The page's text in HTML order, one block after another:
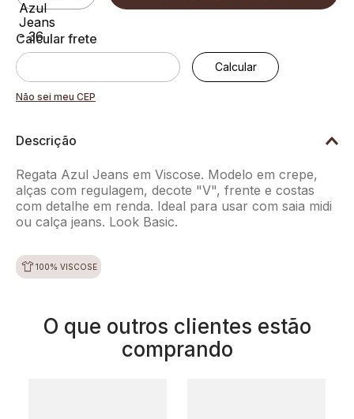
Não sei meu CEP
Descrição
Regata Azul Jeans em Viscose. Modelo em crepe,
alças com regulagem, decote "V", frente e costas
com detalhe em renda. Ideal para usar com saia midi
ou calça jeans. Look Basic.
100% VISCOSE
O que outros clientes estão
comprando